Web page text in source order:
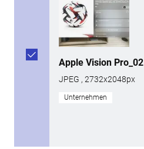
Apple Vision Pro_02
JPEG , 2732x2048px
Unternehmen